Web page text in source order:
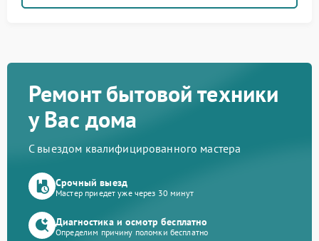
Ремонт бытовой техники
у Вас дома
С выездом квалифицированного мастера
Срочный выезд
Мастер приедет уже через 30 минут
Диагностика и осмотр бесплатно
Определим причину поломки бесплатно